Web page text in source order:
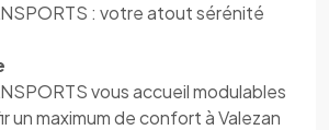
: votre atout sérénité
vous accueil modulables
un maximum de confort à Valezan